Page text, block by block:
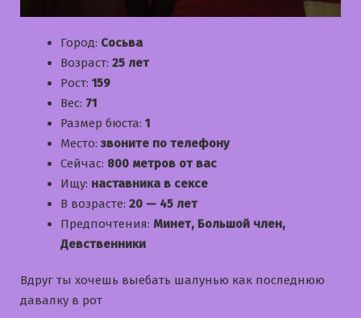
Город: Сосьва
Возраст: 25 лет
Рост: 159
Вес: 71
Размер бюста: 1
Место:звоните по телефону
Сейчас: 800 метров от вас
Ищу: наставника в сексе
В возрасте: 20 — 45 лет
Предпочтения: Минет, Большой член,
Девственники
Вдруг ты хочешь выебать шалунью как последнюю
давалку в рот